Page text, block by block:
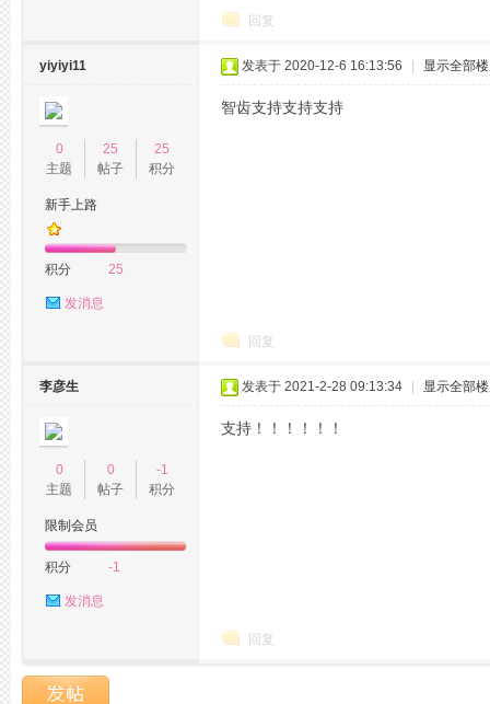
回复
yiyiyi11
0
主题
25
帖子
25
积分
新手上路
积分 25
发消息
发表于 2020-12-6 16:13:56 显示全部
智齿支持支持支持
回复
李彦生
0
主题
0
帖子
-1
积分
限制会员
积分 -1
发消息
发表于 2021-2-28 09:13:34 显示全部
支持！！！！！！
回复